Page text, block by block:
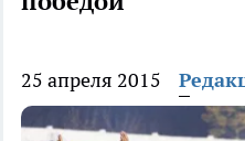
25 апреля 2015